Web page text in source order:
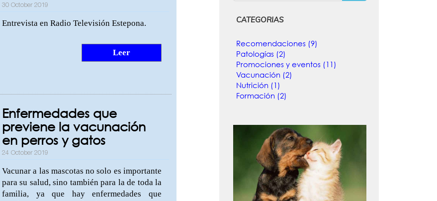
30 October 2019
Leer
Enfermedades que
previene la vacunación
en perros y gatos
24 October 2019
Vacunar a las mascotas no solo es importante
para su salud, sino también para la de toda la
familia, ya que hay enfermedades que
CATEGORIAS
Recomendaciones (9)
Patologías (2)
Promociones y eventos (11)
Vacunación (2)
Nutrición (1)
Formación (2)